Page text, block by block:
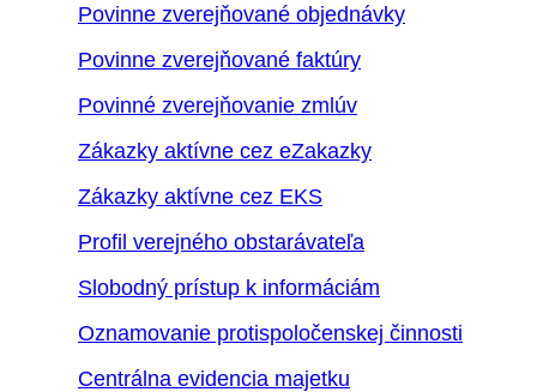
Povinne zverejňované objednávky
Povinne zverejňované faktúry
Povinné zverejňovanie zmlúv
Zákazky aktívne cez eZakazky
Zákazky aktívne cez EKS
Profil verejného obstarávateľa
Slobodný prístup k informáciám
Oznamovanie protispoločenskej činnosti
Centrálna evidencia majetku